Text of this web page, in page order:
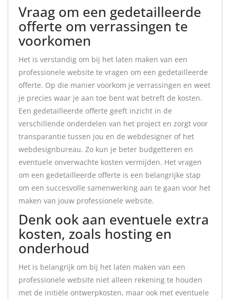
Vraag om een gedetailleerde
offerte om verrassingen te
voorkomen
Het is verstandig om bij het laten maken van een
professionele website te vragen om een gedetailleerde
offerte. Op die manier voorkom je verrassingen en weet
je precies waar je aan toe bent wat betreft de kosten.
Een gedetailleerde offerte geeft inzicht in de
verschillende onderdelen van het project en zorgt voor
transparantie tussen jou en de webdesigner of het
webdesignbureau. Zo kun je beter budgetteren en
eventuele onverwachte kosten vermijden. Het vragen
om een gedetailleerde offerte is een belangrijke stap
om een succesvolle samenwerking aan te gaan voor het
maken van jouw professionele website.
Denk ook aan eventuele extra
kosten, zoals hosting en
onderhoud
Het is belangrijk om bij het laten maken van een
professionele website niet alleen rekening te houden
met de initiële ontwerpkosten, maar ook met eventuele